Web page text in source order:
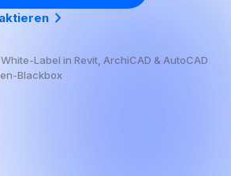
chevron_right
White-Label in Revit, ArchiCAD & AutoCAD
Blackbox